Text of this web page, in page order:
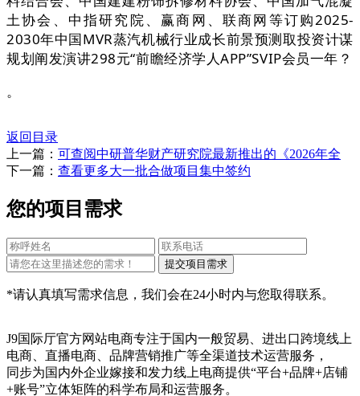
土协会、中指研究院、赢商网、联商网等订购2025-
2030年中国MVR蒸汽机械行业成长前景预测取投资计谋
规划阐发演讲298元“前瞻经济学人APP”SVIP会员一年？
。
返回目录
上一篇： 可查阅中研普华财产研究院最新推出的《2026年全
下一篇： 查看更多大一批合做项目集中签约
您的项目需求
*请认真填写需求信息，我们会在24小时内与您取得联系。
J9国际厅官方网站电商专注于国内一般贸易、进出口跨境线上
电商、直播电商、品牌营销推广等全渠道技术运营服务，
同步为国内外企业嫁接和发力线上电商提供“平台+品牌+店铺
+账号”立体矩阵的科学布局和运营服务。